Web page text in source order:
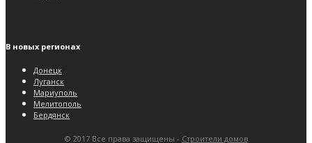
В новых регионах
Донецк
Луганск
Мариуполь
Мелитополь
Бердянск
© 2017 Все права защищены - Строители домов